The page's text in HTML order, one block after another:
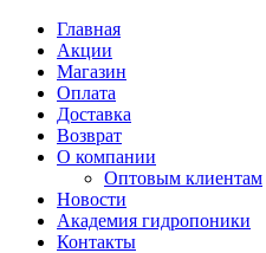
Главная
Акции
Магазин
Оплата
Доставка
Возврат
О компании
Оптовым клиентам
Новости
Академия гидропоники
Контакты